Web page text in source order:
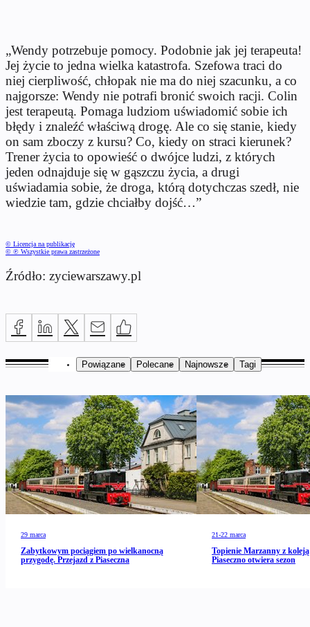
„Wendy potrzebuje pomocy. Podobnie jak jej terapeuta!
Jej życie to jedna wielka katastrofa. Szefowa traci do
niej cierpliwość, chłopak nie ma do niej szacunku, a co
najgorsze: Wendy nie potrafi bronić swoich racji. Colin
jest terapeutą. Pomaga ludziom uświadomić sobie ich
błędy i znaleźć właściwą drogę. Ale co się stanie, kiedy
on sam zboczy z kursu? Co, kiedy on straci kierunek?
Trener życia to opowieść o dwójce ludzi, z których
jeden odnajduje się w gąszczu życia, a drugi
uświadamia sobie, że droga, którą dotychczas szedł, nie
wiedzie tam, gdzie chciałby dojść…”
© Licencja na publikację
© ℗ Wszystkie prawa zastrzeżone
Źródło: zyciewarszawy.pl
Powiązane Polecane Najnowsze Tagi
29 marca
Zabytkowym pociągiem po wielkanocną
przygodę. Przejazd z Piaseczna
21-22 marca
Topienie Marzanny z
Piaseczno otwiera sezon